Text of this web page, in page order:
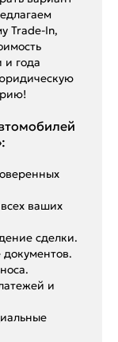
Trade-In,
и года
ваших
сделки.
и